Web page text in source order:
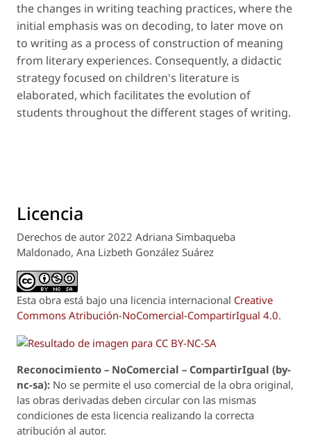
the changes in writing teaching practices, where the
initial emphasis was on decoding, to later move on
to writing as a process of construction of meaning
from literary experiences. Consequently, a didactic
strategy focused on children's literature is
elaborated, which facilitates the evolution of
students throughout the different stages of writing.
Licencia
Derechos de autor 2022 Adriana Simbaqueba
Maldonado, Ana Lizbeth González Suárez
Esta obra está bajo una licencia internacional Creative
Commons Atribución-NoComercial-CompartirIgual 4.0.
Reconocimiento – NoComercial – CompartirIgual (by-
nc-sa): No se permite el uso comercial de la obra original,
las obras derivadas deben circular con las mismas
condiciones de esta licencia realizando la correcta
atribución al autor.